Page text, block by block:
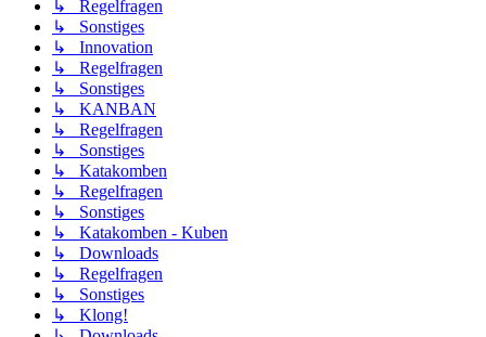
↳ Regelfragen
↳ Sonstiges
↳ Innovation
↳ Regelfragen
↳ Sonstiges
↳ KANBAN
↳ Regelfragen
↳ Sonstiges
↳ Katakomben
↳ Regelfragen
↳ Sonstiges
↳ Katakomben - Kuben
↳ Downloads
↳ Regelfragen
↳ Sonstiges
↳ Klong!